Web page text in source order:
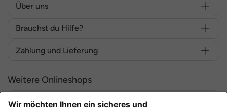
Über uns
Brauchst du Hilfe?
Zahlung und Lieferung
Weitere Onlineshops
Deutschland